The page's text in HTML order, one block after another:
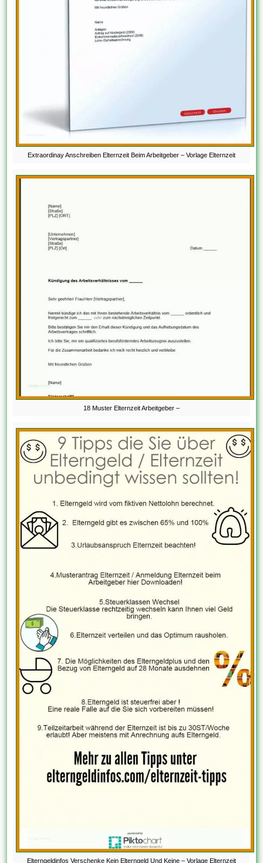
Extraordinay Anschreiben Elternzeit Beim Arbeitgeber – Vorlage Elternzeit
18 Muster Elternzeit Arbeitgeber –
Elterngeldinfos Verschenke Kein Elterngeld Und Keine – Vorlage Elternzeit